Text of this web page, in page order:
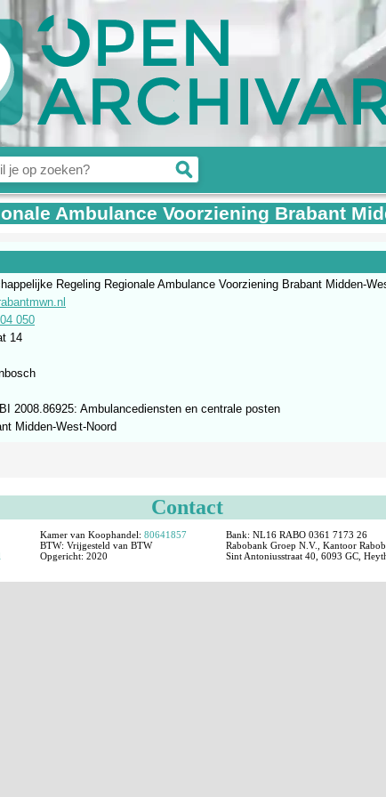
Ambulance Voorziening Brabant
Regeling Regionale Ambulance Voorziening Brabant Midden-
050
14
2008.86925: Ambulancediensten en centrale posten
Midden-West-Noord
Contact
Kamer van Koophandel: 80641857
BTW: Vrijgesteld van BTW
Opgericht: 2020
Bank: NL16 RABO 0361 7173 26
Rabobank Groep N.V., Kantoor
Sint Antoniusstraat 40, 6093 GC,